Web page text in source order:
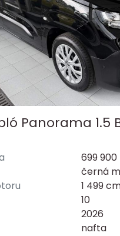
Panorama 1.5
699 900
černá
1 499
10
2026
nafta